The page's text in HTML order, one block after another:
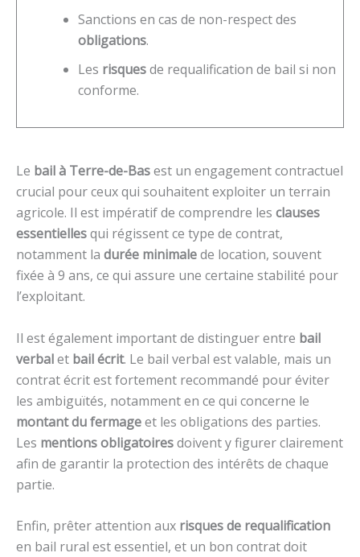
Sanctions en cas de non-respect des
obligations.
Les risquesde requalification de bail si non
conforme.
Le bail à Terre-de-Basest un engagement contractuel
crucial pour ceux qui souhaitent exploiter un terrain
agricole. Il est impératif de comprendre les clauses
essentiellesqui régissent ce type de contrat,
notamment la durée minimalede location, souvent
fixée à 9 ans, ce qui assure une certaine stabilité pour
l’exploitant.
Il est également important de distinguer entre bail
verbalet bail écrit. Le bail verbal est valable, mais un
contrat écrit est fortement recommandé pour éviter
les ambiguïtés, notamment en ce qui concerne le
montant du fermageet les obligations des parties.
Les mentions obligatoiresdoivent y figurer clairement
afin de garantir la protection des intérêts de chaque
partie.
Enfin, prêter attention aux risques de requalification
en bail rural est essentiel, et un bon contrat doit